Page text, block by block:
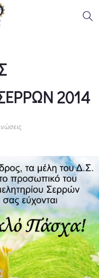
2014